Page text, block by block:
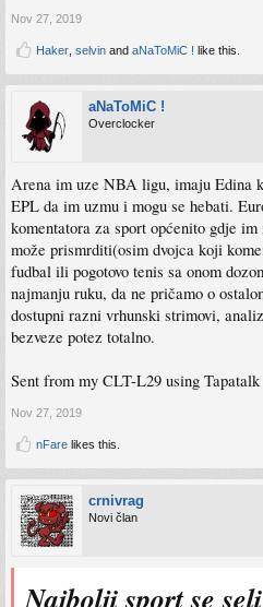
Nov 27, 2019
Haker selvin and aNaToMiC ! like this.
aNaToMiC !
Overclocker
Arena im uze NBA ligu, imaju Edina
EPL da im uzmu i mogu se hebati.
komentatora za sport općenito gdje
može prismrditi(osim dvojca koji
fudbal ili pogotovo tenis sa onom
najmanju ruku, da ne pričamo o
dostupni razni vrhunski strimovi,
bezveze potez totalno.
Sent from my CLT-L29 using Tapatalk
Nov 27, 2019
nFare likes this.
crnivrag
Novi član
Najbolji sport se